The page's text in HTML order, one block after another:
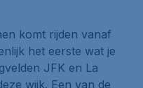
komt rijden vanaf
het eerste wat je
JFK en La
wijk. Een van de